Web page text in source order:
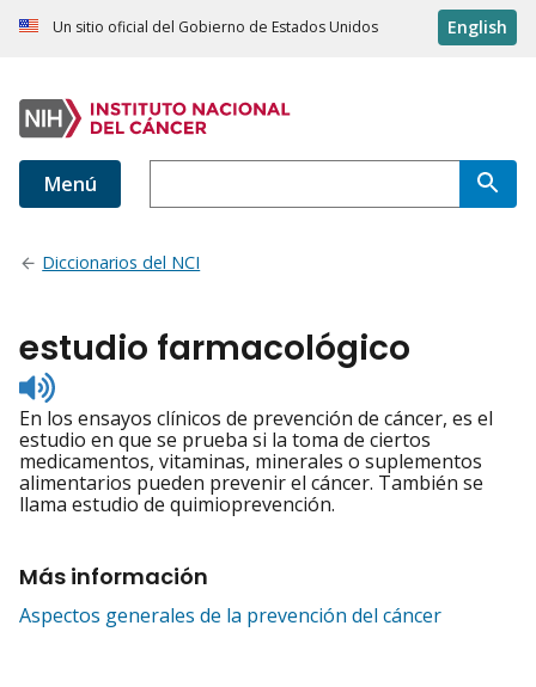
Un sitio oficial del Gobierno de Estados Unidos English
Menú
Diccionarios del NCI
estudio farmacológico
Listen
to
pronunciation
En los ensayos clínicos de prevención de cáncer, es el
estudio en que se prueba si la toma de ciertos
medicamentos, vitaminas, minerales o suplementos
alimentarios pueden prevenir el cáncer. También se
llama estudio de quimioprevención.
Más información
Aspectos generales de la prevención del cáncer